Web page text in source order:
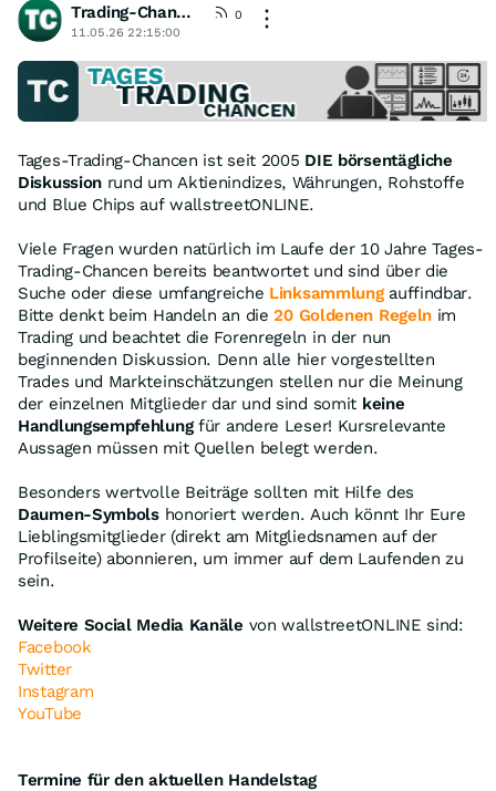
Trading-Chancen [wO]
0
11.05.26 22:15:00
Tages-Trading-Chancen ist seit 2005 DIE börsentägliche
Diskussion rund um Aktienindizes, Währungen, Rohstoffe
und Blue Chips auf wallstreetONLINE.
Viele Fragen wurden natürlich im Laufe der 10 Jahre Tages-
Trading-Chancen bereits beantwortet und sind über die
Suche oder diese umfangreiche Linksammlungauffindbar.
Bitte denkt beim Handeln an die20 Goldenen Regeln im
Trading und beachtet die Forenregeln in der nun
beginnenden Diskussion. Denn alle hier vorgestellten
Trades und Markteinschätzungen stellen nur die Meinung
der einzelnen Mitglieder dar und sind somit keine
Handlungsempfehlungfür andere Leser! Kursrelevante
Aussagen müssen mit Quellen belegt werden.
Besonders wertvolle Beiträge sollten mit Hilfe des
Daumen-Symbolshonoriert werden. Auch könnt Ihr Eure
Lieblingsmitglieder (direkt am Mitgliedsnamen auf der
Profilseite) abonnieren, um immer auf dem Laufenden zu
sein.
Weitere Social Media Kanäle von wallstreetONLINE sind:
Facebook
Twitter
Instagram
YouTube
Termine für den aktuellen Handelstag